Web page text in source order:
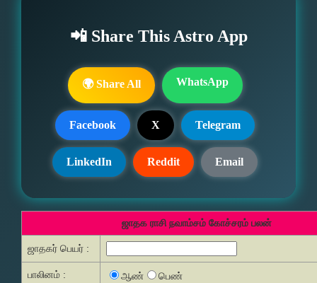
📲 Share This Astro App
🌍 Share All WhatsApp
Facebook X Telegram
LinkedIn Reddit Email
ஜாதக ராசி நவாம்சம் கோச்சரம் பலன்
ஜாதகர் பெயர் :
பாலினம் : ஆண் பெண்